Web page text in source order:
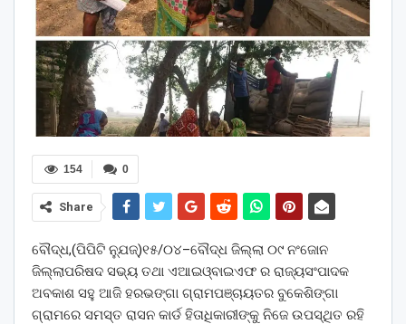
0
154
Share
ବୌଦ୍ଧ,(ପିପିଟି ନ୍ଯୁଜ୍)୧୫/୦୪–ବୌଦ୍ଧ ଜିଲ୍ଲା ୦୯ ନଂଜୋନ
ଜିଲ୍ଲାପରିଷଦ ସଭ୍ୟ ତଥା ଏଆଇଓ୍ବାଇଏଫ ର ରାଜ୍ୟସଂପାଦକ
ଅବକାଶ ସହୁ ଆଜି ହରଭଙ୍ଗା ଗ୍ରାମପଞ୍ଚାୟତର ବୁକେଶିଙ୍ଗା
ଗ୍ରାମରେ ସମସ୍ତ ରାସନ କାର୍ଡ ହିତାଧିକାରୀଙ୍କୁ ନିଜେ ଉପସ୍ଥିତ ରହି